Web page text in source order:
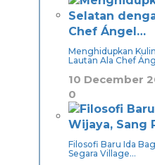
Menghidupkan
Lautan Ala Chef
10 December
0
Filosofi Baru Ida
Segara Village…